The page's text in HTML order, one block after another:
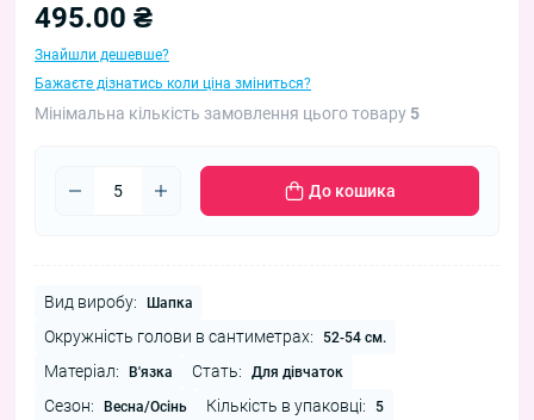
495.00 ₴
Знайшли дешевше?
Бажаєте дізнатись коли ціна зміниться?
Мінімальна кількість замовлення цього товару 5
До кошика
Вид виробу: Шапка
Окружність голови в сантиметрах: 52-54 см.
Матеріал: В'язка Стать: Для дівчаток
Сезон: Весна/Осінь Кількість в упаковці: 5